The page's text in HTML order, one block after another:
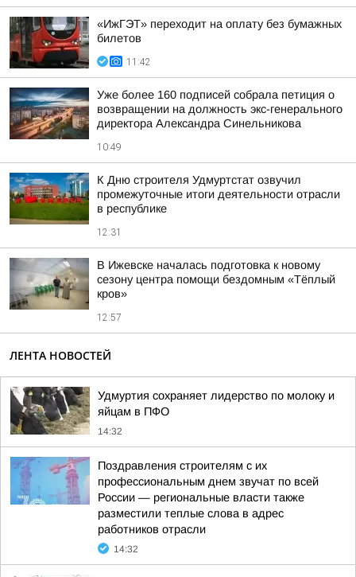
«ИжГЭТ» переходит на оплату без бумажных
билетов
11:42
Уже более 160 подписей собрала петиция о
возвращении на должность экс-генерального
директора Александра Синельникова
10:49
К Дню строителя Удмуртстат озвучил
промежуточные итоги деятельности отрасли
в республике
12:31
В Ижевске началась подготовка к новому
сезону центра помощи бездомным «Тёплый
кров»
12:57
ЛЕНТА НОВОСТЕЙ
Удмуртия сохраняет лидерство по молоку и
яйцам в ПФО
14:32
Поздравления строителям с их
профессиональным днем звучат по всей
России — региональные власти также
разместили теплые слова в адрес
работников отрасли
14:32